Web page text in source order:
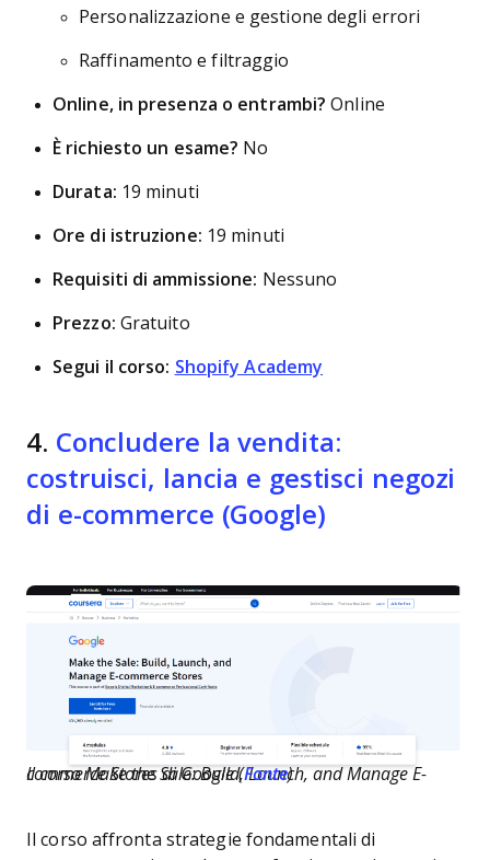
Personalizzazione e gestione degli errori
Raffinamento e filtraggio
Online, in presenza o entrambi? Online
È richiesto un esame? No
Durata: 19 minuti
Ore di istruzione: 19 minuti
Requisiti di ammissione: Nessuno
Prezzo: Gratuito
Segui il corso: Shopify Academy
4. Concludere la vendita:
costruisci, lancia e gestisci negozi
di e-commerce (Google)
Il corso Make the Sale: Build, Launch, and Manage E-commerce Stores di Google (Fonte)
Il corso affronta strategie fondamentali di